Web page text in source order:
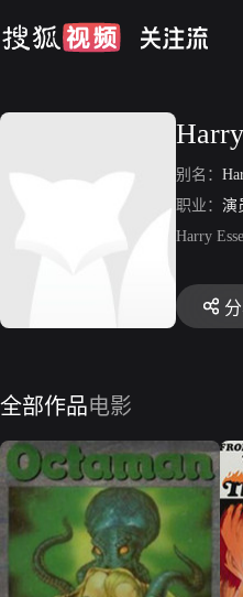
别名：
职业： 演
Harry
全部作品电影